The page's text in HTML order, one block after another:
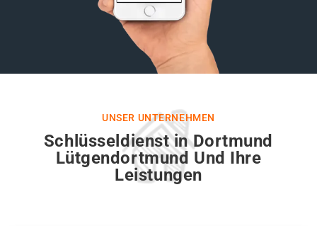
UNSER UNTERNEHMEN
Schlüsseldienst in Dortmund
Lütgendortmund Und Ihre
Leistungen